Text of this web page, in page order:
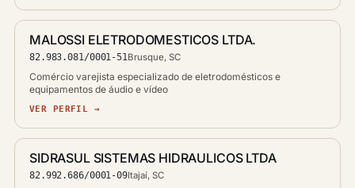
MALOSSI ELETRODOMESTICOS LTDA.
82.983.081/0001-51Brusque, SC
Comércio varejista especializado de eletrodomésticos e
equipamentos de áudio e vídeo
VER PERFIL →
SIDRASUL SISTEMAS HIDRAULICOS LTDA
82.992.686/0001-09Itajaí, SC